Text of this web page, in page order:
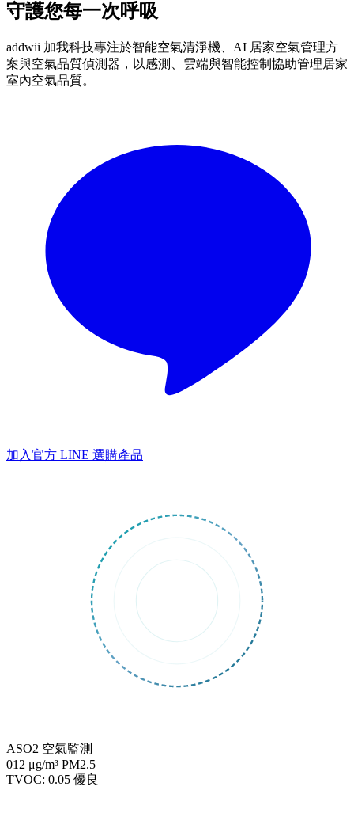
守護您每一次呼吸
addwii 加我科技專注於智能空氣清淨機、AI 居家空氣管理方
案與空氣品質偵測器，以感測、雲端與智能控制協助管理居家
室內空氣品質。
加入官方 LINE 選購產品
ASO2 空氣監測
012 μg/m³ PM2.5
TVOC: 0.05 優良